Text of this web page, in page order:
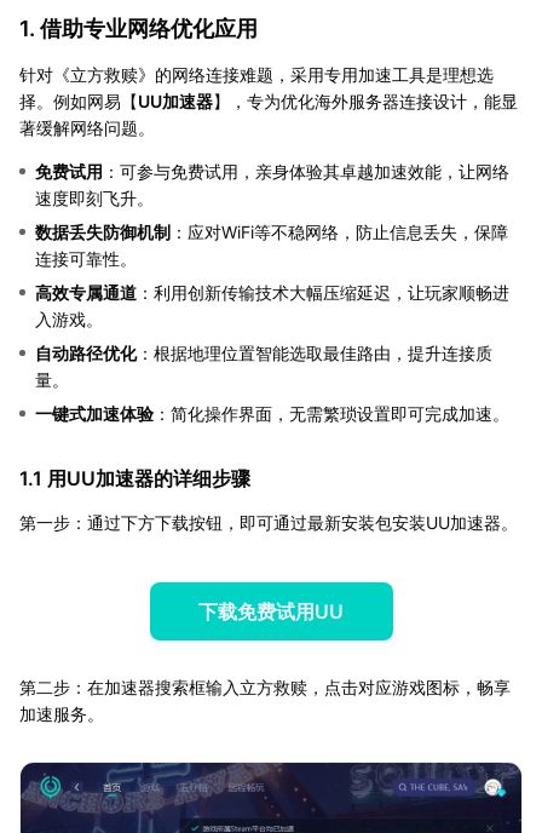
1. 借助专业网络优化应用
针对《立方救赎》的网络连接难题，采用专用加速工具是理想选
择。例如网易【UU加速器】，专为优化海外服务器连接设计，能显
著缓解网络问题。
免费试用 ：可参与免费试用，亲身体验其卓越加速效能，让网络
速度即刻飞升。
数据丢失防御机制 ：应对WiFi等不稳网络，防止信息丢失，保障
连接可靠性。
高效专属通道 ：利用创新传输技术大幅压缩延迟，让玩家顺畅进
入游戏。
自动路径优化：根据地理位置智能选取最佳路由，提升连接质
量。
一键式加速体验 ：简化操作界面，无需繁琐设置即可完成加速。
1.1 用UU加速器的详细步骤
第一步：通过下方下载按钮，即可通过最新安装包安装UU加速器。
下载免费试用UU
第二步：在加速器搜索框输入立方救赎，点击对应游戏图标，畅享
加速服务。